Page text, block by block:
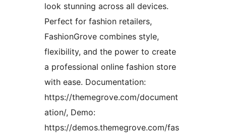
look stunning across all devices.
Perfect for fashion retailers,
FashionGrove combines style,
flexibility, and the power to create
a professional online fashion store
with ease. Documentation:
https://themegrove.com/document
ation/, Demo:
https://demos.themegrove.com/fas